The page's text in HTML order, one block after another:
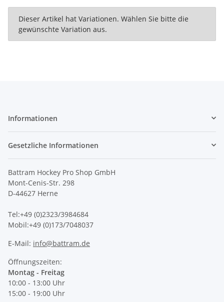
x
Dieser Artikel hat Variationen. Wählen Sie bitte die
gewünschte Variation aus.
Informationen
Gesetzliche Informationen
Battram Hockey Pro Shop GmbH
Mont-Cenis-Str. 298
D-44627 Herne
Tel:+49 (0)2323/3984684
Mobil:+49 (0)173/7048037
E-Mail: info@battram.de
Öffnungszeiten:
Montag - Freitag
10:00 - 13:00 Uhr
15:00 - 19:00 Uhr